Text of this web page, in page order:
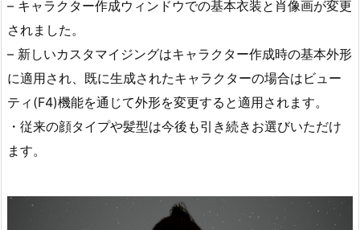
– キャラクター作成ウィンドウでの基本衣装と肖像画が変更
されました。
– 新しいカスタマイジングはキャラクター作成時の基本外形
に適用され、既に生成されたキャラクターの場合はビュー
ティ(F4)機能を通じて外形を変更すると適用されます。
・従来の顔タイプや髪型は今後も引き続きお選びいただけ
ます。